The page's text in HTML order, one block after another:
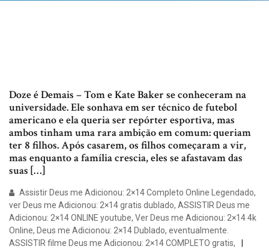
Doze é Demais – Tom e Kate Baker se conheceram na
universidade. Ele sonhava em ser técnico de futebol
americano e ela queria ser repórter esportiva, mas
ambos tinham uma rara ambição em comum: queriam
ter 8 filhos. Após casarem, os filhos começaram a vir,
mas enquanto a família crescia, eles se afastavam das
suas […]
Assistir Deus me Adicionou: 2×14 Completo Online Legendado,
ver Deus me Adicionou: 2×14 gratis dublado, ASSISTIR Deus me
Adicionou: 2×14 ONLINE youtube, Ver Deus me Adicionou: 2×14 4k
Online, Deus me Adicionou: 2×14 Dublado, eventualmente.
ASSISTIR filme Deus me Adicionou: 2×14 COMPLETO gratis,